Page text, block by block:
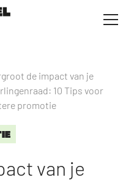
de impact van je
10 Tips voor
promotie
van je